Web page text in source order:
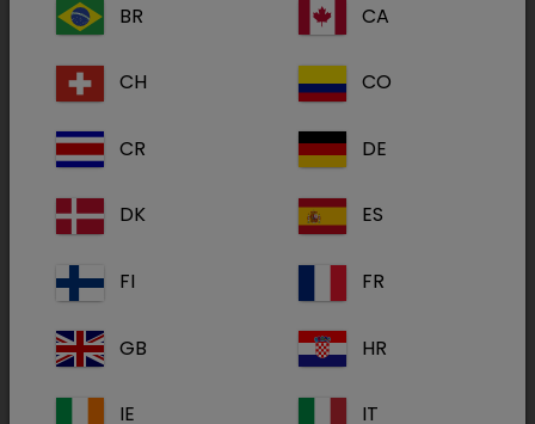
La durabilité des ingrédients utilisés est déjà un
Les aliments SPECIFIC
possèdent une valeur
qui est l’une des sources les plus durables de
poisson produit aussi ses bénéfices sur les
immunitaire et en favorisant la bonne santé de
dans un environnement sain. Nous allons
BR CA
CH CO
CR DE
DK ES
FI FR
GB HR
IE IT